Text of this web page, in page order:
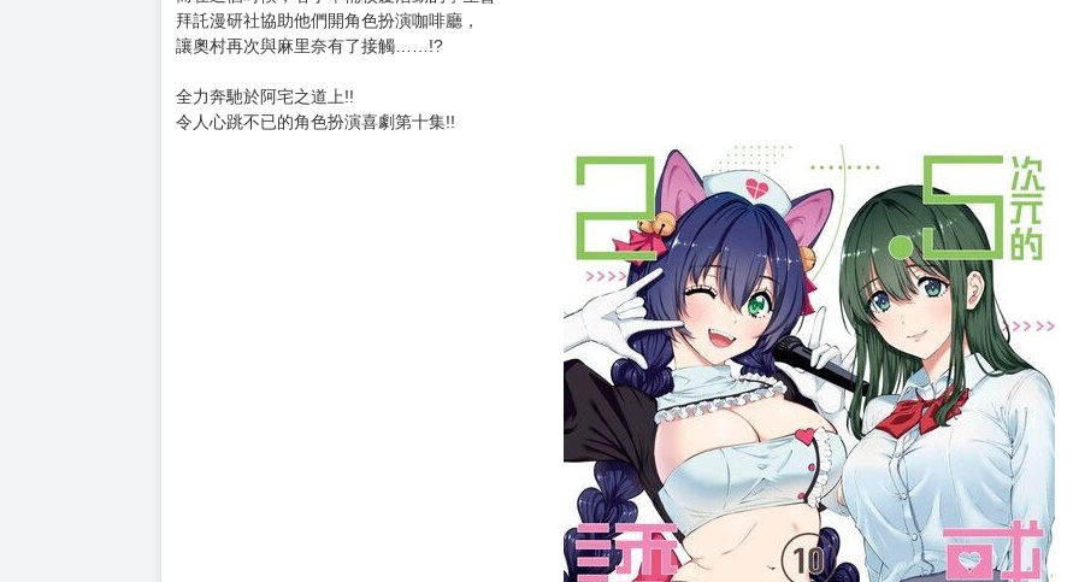
使用超商取貨付款：負評≦1分 超商未取貨≦1次 未完成交易≦1次 （近半年）
2.集英社JUMP+超大反響，愛與青春的COSPLAY漫畫！
3.於日本集英社JUMP+上單頁點閱率1.6億次突破！